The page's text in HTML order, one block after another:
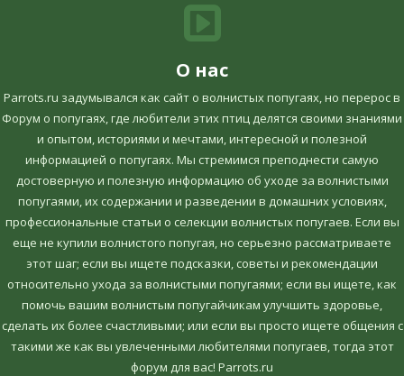
О нас
Parrots.ru задумывался как сайт о волнистых попугаях, но перерос в
Форум о попугаях, где любители этих птиц делятся своими знаниями
и опытом, историями и мечтами, интересной и полезной
информацией о попугаях. Мы стремимся преподнести самую
достоверную и полезную информацию об уходе за волнистыми
попугаями, их содержании и разведении в домашних условиях,
профессиональные статьи о селекции волнистых попугаев. Если вы
еще не купили волнистого попугая, но серьезно рассматриваете
этот шаг; если вы ищете подсказки, советы и рекомендации
относительно ухода за волнистыми попугаями; если вы ищете, как
помочь вашим волнистым попугайчикам улучшить здоровье,
сделать их более счастливыми; или если вы просто ищете общения с
такими же как вы увлеченными любителями попугаев, тогда этот
форум для вас! Parrots.ru